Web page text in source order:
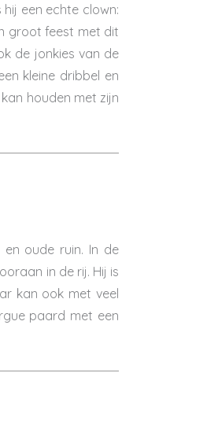
een echte clown:
groot feest met dit
de jonkies van de
kleine dribbel en
houden met zijn
en oude ruin. In de
in de rij. Hij is
kan ook met veel
paard met een